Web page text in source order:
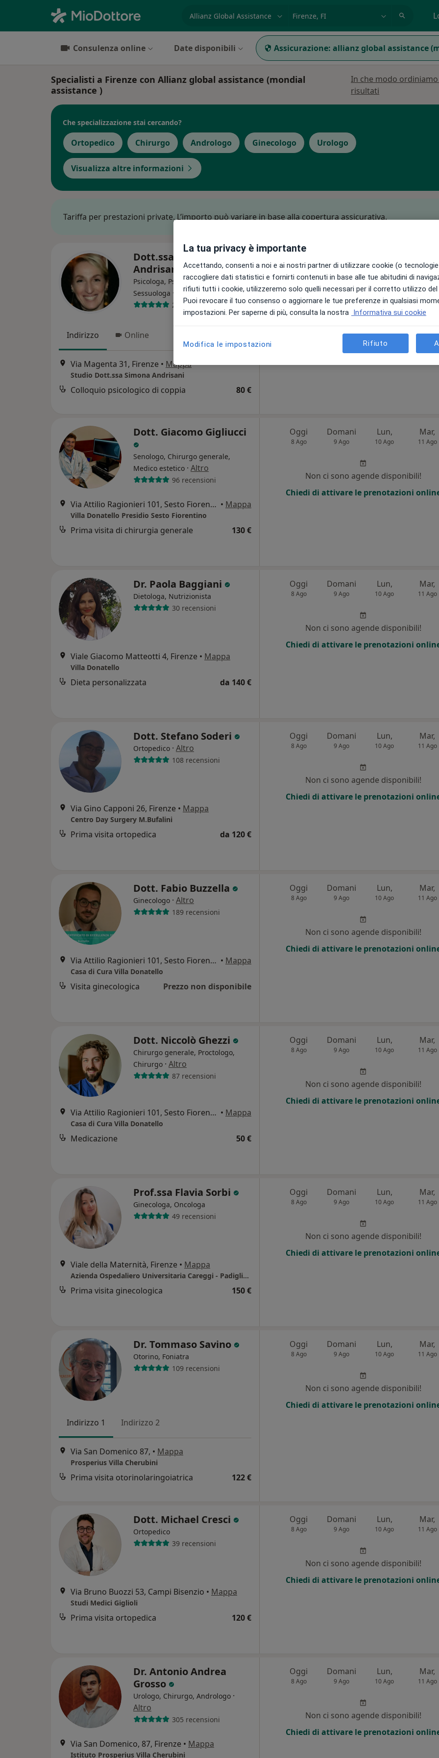
Consulenza online Date disponibili Assicurazione: allianz global assistance
Specialisti a Firenze con Allianz global assistance (mondial
assistance )
In che modo ordiniamo
risultati
Che specializzazione stai cercando?
Ortopedico Chirurgo Andrologo Ginecologo Urologo
Visualizza altre informazioni
Tariffa per prestazioni private. L’importo può variare in base alla copertura assicurativa.
Dott.ssa Simona
Andrisani
Psicologa, Psicologa clinica,
Sessuologa · Altro
28 recensioni
Indirizzo Online
Via Magenta 31, Firenze • Mappa
Studio Dott.ssa Simona Andrisani
Colloquio psicologico di coppia 80 €
8 Ago 9 Ago 10 Ago 11 Ago
Non ci sono agende disponibili!
Chiedi di attivare le prenotazioni online
Dott. Giacomo Gigliucci
Senologo, Chirurgo generale,
Medico estetico · Altro
96 recensioni
Via Attilio Ragionieri 101, Sesto Fiorentino • Mappa
Villa Donatello Presidio Sesto Fiorentino
Prima visita di chirurgia generale 130 €
Oggi
8 Ago
Domani
9 Ago
Lun,
10 Ago
Mar,
11 Ago
Non ci sono agende disponibili!
Chiedi di attivare le prenotazioni
Dr. Paola Baggiani
Dietologa, Nutrizionista
30 recensioni
Viale Giacomo Matteotti 4, Firenze • Mappa
Villa Donatello
Dieta personalizzata da 140 €
Oggi
8 Ago
Domani
9 Ago
Lun,
10 Ago
Mar,
11 Ago
Non ci sono agende disponibili!
Chiedi di attivare le prenotazioni
Dott. Stefano Soderi
Ortopedico · Altro
108 recensioni
Via Gino Capponi 26, Firenze • Mappa
Centro Day Surgery M.Bufalini
Prima visita ortopedica da 120 €
Oggi
8 Ago
Domani
9 Ago
Lun,
10 Ago
Mar,
11 Ago
Non ci sono agende disponibili!
Chiedi di attivare le prenotazioni
Dott. Fabio Buzzella
Ginecologo · Altro
189 recensioni
Via Attilio Ragionieri 101, Sesto Fiorentino • Mappa
Casa di Cura Villa Donatello
Visita ginecologica Prezzo non disponibile
Oggi
8 Ago
Domani
9 Ago
Lun,
10 Ago
Mar,
11 Ago
Non ci sono agende disponibili!
Chiedi di attivare le prenotazioni
Dott. Niccolò Ghezzi
Chirurgo generale, Proctologo,
Chirurgo · Altro
87 recensioni
Via Attilio Ragionieri 101, Sesto Fiorentino • Mappa
Casa di Cura Villa Donatello
Medicazione 50 €
Oggi
8 Ago
Domani
9 Ago
Lun,
10 Ago
Mar,
11 Ago
Non ci sono agende disponibili!
Chiedi di attivare le prenotazioni
Prof.ssa Flavia Sorbi
Ginecologa, Oncologa
49 recensioni
Viale della Maternità, Firenze • Mappa
Azienda Ospedaliero Universitaria Careggi - Padiglione 9 Libera Professione Maternità '
Prima visita ginecologica 150 €
Oggi
8 Ago
Domani
9 Ago
Lun,
10 Ago
Mar,
11 Ago
Non ci sono agende disponibili!
Chiedi di attivare le prenotazioni
Dr. Tommaso Savino
Otorino, Foniatra
109 recensioni
Indirizzo 1 Indirizzo 2
Via San Domenico 87, • Mappa
Prosperius Villa Cherubini
Prima visita otorinolaringoiatrica 122 €
Oggi
8 Ago
Domani
9 Ago
Lun,
10 Ago
Mar,
11 Ago
Non ci sono agende disponibili!
Chiedi di attivare le prenotazioni
Dott. Michael Cresci
Ortopedico
39 recensioni
Via Bruno Buozzi 53, Campi Bisenzio • Mappa
Studi Medici Giglioli
Prima visita ortopedica 120 €
Oggi
8 Ago
Domani
9 Ago
Lun,
10 Ago
Mar,
11 Ago
Non ci sono agende disponibili!
Chiedi di attivare le prenotazioni
Dr. Antonio Andrea
Grosso
Urologo, Chirurgo, Andrologo ·
Altro
305 recensioni
Via San Domenico, 87, Firenze • Mappa
Istituto Prosperius Villa Cherubini
Oggi
8 Ago
Domani
9 Ago
Lun,
10 Ago
Mar,
11 Ago
Non ci sono agende disponibili!
Chiedi di attivare le prenotazioni
La tua privacy è importante
Accettando, consenti a noi e ai nostri partner di utilizzare cookie (o
raccogliere dati statistici e fornirti contenuti in base alle tue abitudini di
rifiuti tutti i cookie, utilizzeremo solo quelli necessari per il corretto utilizzo
Puoi revocare il tuo consenso o aggiornare le tue preferenze in qualsiasi
impostazioni. Per saperne di più, consulta la nostra Informativa sui cookie
Modifica le impostazioni Rifiuto